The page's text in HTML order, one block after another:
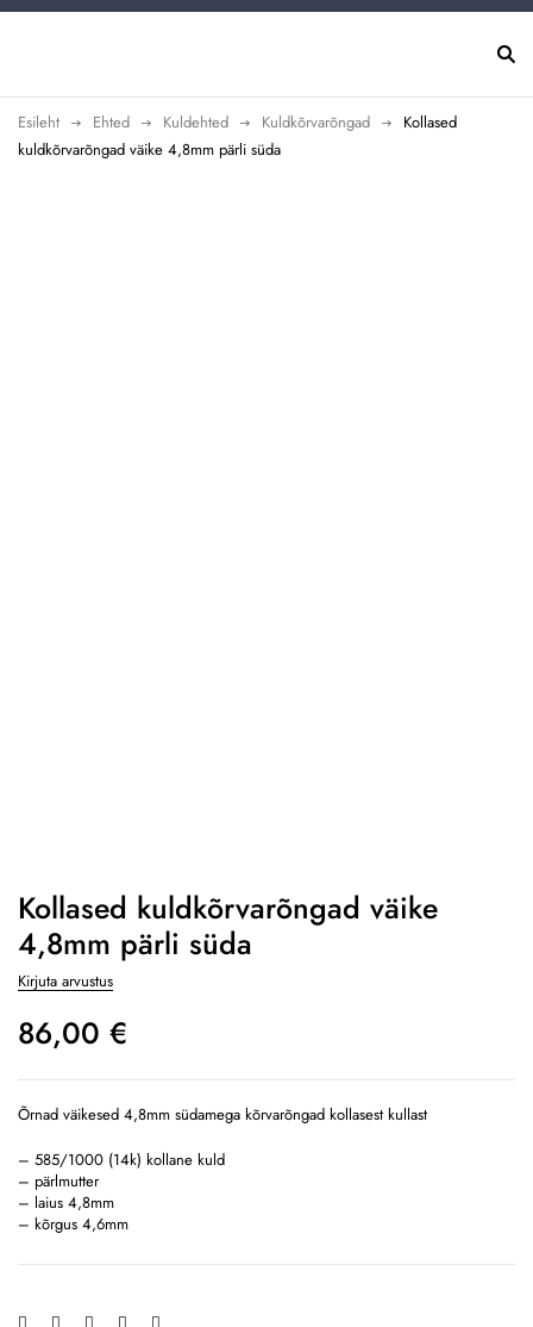
Esileht Ehted Kuldehted Kuldkõrvarõngad
Kollased
kuldkõrvarõngad väike 4,8mm pärli süda
Kollased kuldkõrvarõngad väike
4,8mm pärli süda
Kirjuta arvustus
86,00 €
Õrnad väikesed 4,8mm südamega kõrvarõngad kollasest kullast
– 585/1000 (14k) kollane kuld
– pärlmutter
– laius 4,8mm
– kõrgus 4,6mm